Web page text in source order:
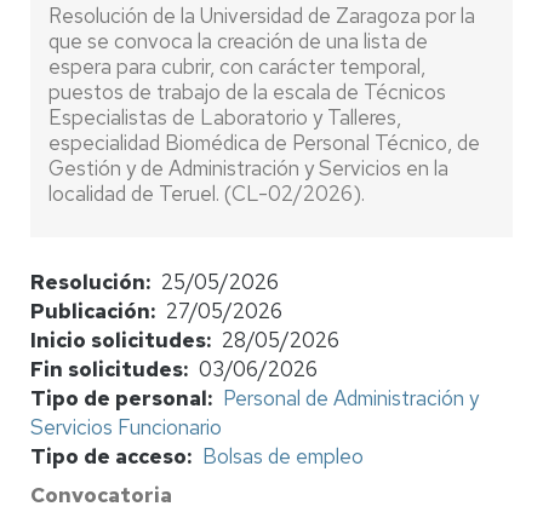
Resolución de la Universidad de Zaragoza por la
que se convoca la creación de una lista de
espera para cubrir, con carácter temporal,
puestos de trabajo de la escala de Técnicos
Especialistas de Laboratorio y Talleres,
especialidad Biomédica de Personal Técnico, de
Gestión y de Administración y Servicios en la
localidad de Teruel. (CL-02/2026).
Resolución
25/05/2026
Publicación
27/05/2026
Inicio solicitudes
28/05/2026
Fin solicitudes 03/06/2026
Tipo de personal
Personal de Administración y
Servicios Funcionario
Tipo de acceso
Bolsas de empleo
Convocatoria